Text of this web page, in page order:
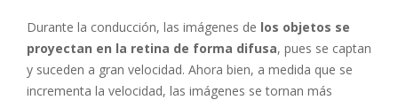
Durante la conducción, las imágenes de los objetos se
proyectan en la retina de forma difusa, pues se captan
y suceden a gran velocidad. Ahora bien, a medida que se
incrementa la velocidad, las imágenes se tornan más